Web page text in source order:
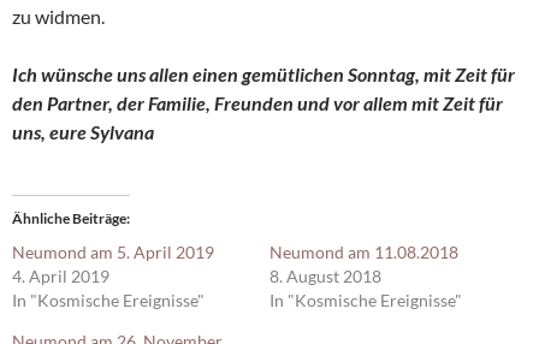
zu widmen.
Ich wünsche uns allen einen gemütlichen Sonntag, mit Zeit für
den Partner, der Familie, Freunden und vor allem mit Zeit für
uns, eure Sylvana
Ähnliche Beiträge
Neumond am 5. April 2019
4. April 2019
In "Kosmische Ereignisse"
Neumond am 11.08.2018
8. August 2018
In "Kosmische Ereignisse"